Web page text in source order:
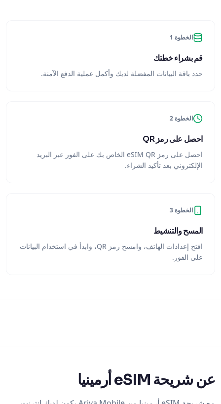
الخطوة 1
قم بشراء خطتك
حدد باقة البيانات المفضلة لديك وأكمل عملية الدفع الآمنة.
الخطوة 2
احصل على رمز QR
احصل على رمز eSIM QR الخاص بك على الفور عبر البريد
الإلكتروني بعد تأكيد الشراء.
الخطوة 3
المسح والتنشيط
افتح إعدادات الهاتف، وامسح رمز QR، وابدأ في استخدام البيانات
على الفور.
عن شريحة eSIM أرمينيا